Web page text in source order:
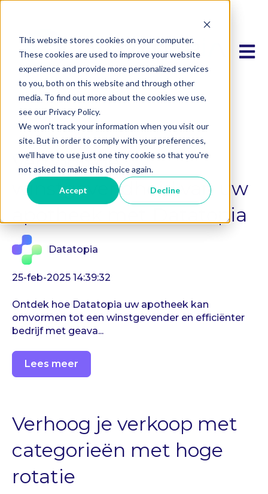
This website stores cookies on your computer.
These cookies are used to improve your website
experience and provide more personalized services
to you, both on this website and through other
media. To find out more about the cookies we use,
see our Privacy Policy.
We won't track your information when you visit our
site. But in order to comply with your preferences,
we'll have to use just one tiny cookie so that you're
not asked to make this choice again.
Accept Decline
Verhoog de
winstgevendheid van uw
apotheek met Datatopia
Datatopia
25-feb-2025 14:39:32
Ontdek hoe Datatopia uw apotheek kan
omvormen tot een winstgevender en efficiënter
bedrijf met geava...
Lees meer
Verhoog je verkoop met
categorieën met hoge
rotatie